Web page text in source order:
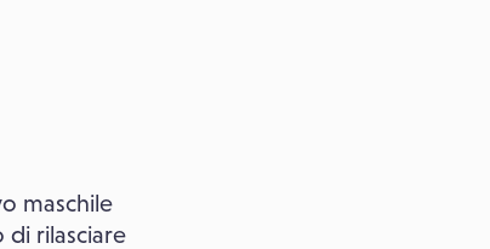
maschile
di rilasciare